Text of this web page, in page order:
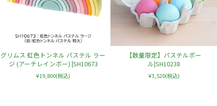
グリムス 虹色トンネル パステル ラー
ジ (アーチレインボー) |SH10673
¥19,800(税込)
【数量限定】パステルボー
ル|SH10238
¥3,520(税込)